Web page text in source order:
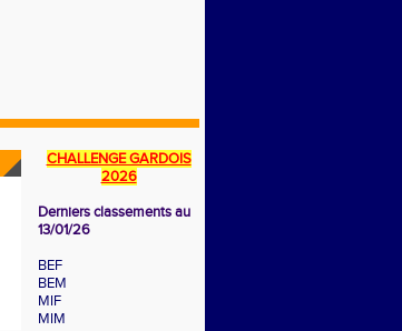
CHALLENGE GARDOIS
2026
Derniers classements au
13/01/26
BEF
BEM
MIF
MIM